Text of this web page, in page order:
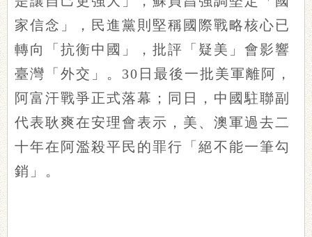
家信念」，民進黨則堅稱國際戰略核心已
轉向「抗衡中國」，批評「疑美」會影響
臺灣「外交」。30日最後一批美軍離阿，
阿富汗戰爭正式落幕；同日，中國駐聯副
代表耿爽在安理會表示，美、澳軍過去二
十年在阿濫殺平民的罪行「絕不能一筆勾
銷」。